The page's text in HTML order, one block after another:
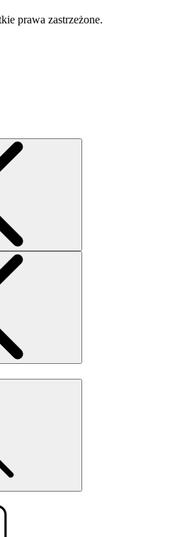
prawa zastrzeżone.